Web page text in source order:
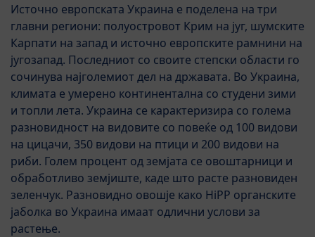
Источно европската Украина е поделена на три
главни региони: полуостровот Крим на југ, шумските
Карпати на запад и источно европските рамнини на
југозапад. Последниот со своите степски области го
сочинува најголемиот дел на државата. Во Украина,
климата е умерено континентална со студени зими
и топли лета. Украина се карактеризира со голема
разновидност на видовите со повеќе од 100 видови
на цицачи, 350 видови на птици и 200 видови на
риби. Голем процент од земјата се овоштарници и
обработливо земјиште, каде што расте разновиден
зеленчук. Разновидно овошје како HiPP органските
јаболка во Украина имаат одлични услови за
растење.